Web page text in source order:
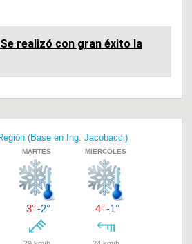
Se realizó con gran éxito la